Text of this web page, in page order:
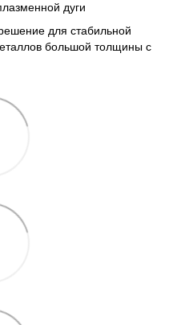
дуги
для стабильной
большой толщины с